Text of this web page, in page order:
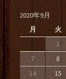
2020年9月
月
火
1
7
8
14
15